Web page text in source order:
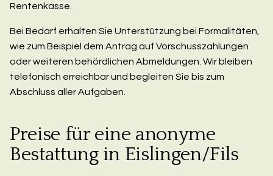
Rentenkasse.
Bei Bedarf erhalten Sie Unterstützung bei Formalitäten,
wie zum Beispiel dem Antrag auf Vorschusszahlungen
oder weiteren behördlichen Abmeldungen. Wir bleiben
telefonisch erreichbar und begleiten Sie bis zum
Abschluss aller Aufgaben.
Preise für eine anonyme
Bestattung in Eislingen/Fils